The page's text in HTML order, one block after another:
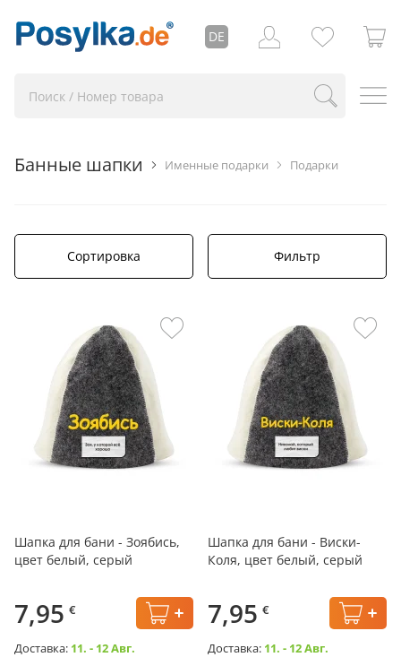
DE
Подарки
Именные подарки
Банные шапки
Сортировка Фильтр
Шапка для бани - Зоябись,
цвет белый, серый
7,95 €
Доставка: 11. - 12 Авг.
Шапка для бани - Виски-
Коля, цвет белый, серый
7,95 €
Доставка: 11. - 12 Авг.